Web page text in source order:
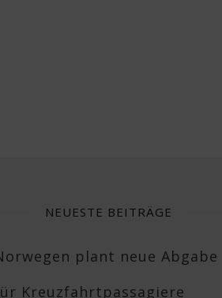
NEUESTE BEITRÄGE
plant neue Abgabe
Kreuzfahrtpassagiere